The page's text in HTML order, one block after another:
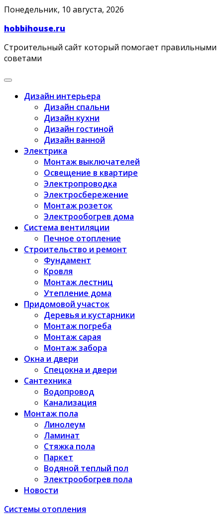
Skip
content
Понедельник, 10 августа, 2026
hobbihouse.ru
Строительный сайт который помогает правильными
советами
Дизайн интерьера
Дизайн спальни
Дизайн кухни
Дизайн гостиной
Дизайн ванной
Электрика
Монтаж выключателей
Освещение в квартире
Электропроводка
Электросбережение
Монтаж розеток
Электрообогрев дома
Система вентиляции
Печное отопление
Строительство и ремонт
Фундамент
Кровля
Монтаж лестниц
Утепление дома
Придомовой участок
Деревья и кустарники
Монтаж погреба
Монтаж сарая
Монтаж забора
Окна и двери
Спецокна и двери
Сантехника
Водопровод
Канализация
Монтаж пола
Линолеум
Ламинат
Стяжка пола
Паркет
Водяной теплый пол
Электрообогрев пола
Новости
Системы отопления